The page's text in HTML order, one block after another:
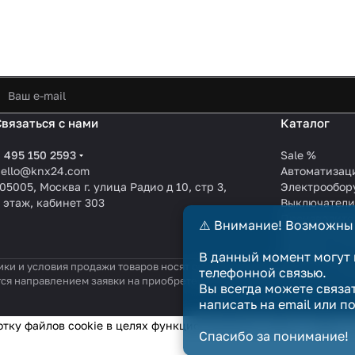
с нами
495 150 2593
Москва г. улица Радио д 10, стр 3,
этаж, кабинет 303
Каталог
Sale %
KNX EIB
и условия продажи товаров носят справочный характер и не
направлением заявки на приобретение товара. Договор купли-
⚠️ Внимание! Возможны
В данный момент могут
телефонной связью.
Вы всегда можете
написать на email или
Спасибо за понимание!
файлов cookie в целях функционирования сайта и сбора